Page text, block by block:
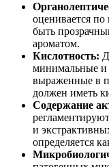
оценивается по
быть
ароматом.
Кислотность:
минимальные и
выраженные в
должен иметь
Содержание
и
определяется